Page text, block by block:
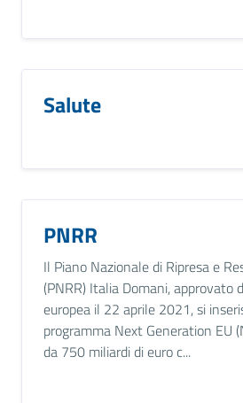
Salute
PNRR
Il Piano Nazionale di Ripresa e
(PNRR) Italia Domani, approvato
europea il 22 aprile 2021, si
programma Next Generation EU
da 750 miliardi di euro c...